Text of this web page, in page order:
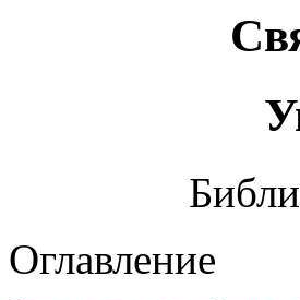
Оглавление